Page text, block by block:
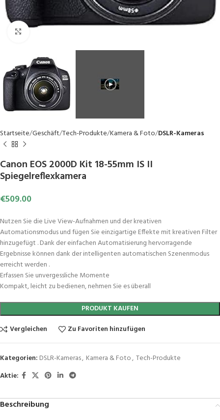
Startseite Geschäft Tech-Produkte Kamera & Foto DSLR-Kameras
Canon EOS 2000D Kit 18-55mm IS II
Spiegelreflexkamera
€509.00
Nutzen Sie die Live View-Aufnahmen und der kreativen
Automationsmodus und fügen Sie einzigartige Effekte mit kreativen Filter
hinzugefügt . Dank der einfachen Automatisierung hervorragende
Ergebnisse können dank der intelligenten automatischen Szenenmodus
erreicht werden .
Erfassen Sie unvergessliche Momente
Kompakt, leicht zu bedienen, nehmen Sie es überall
PRODUKT KAUFEN
Vergleichen
Zu Favoriten hinzufügen
Kategorien: DSLR-Kameras, Kamera & Foto, Tech-Produkte
Aktie:
Beschreibung